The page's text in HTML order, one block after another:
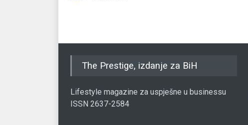
The Prestige, izdanje za BiH
Lifestyle magazine za uspješne u businessu
ISSN 2637-2584